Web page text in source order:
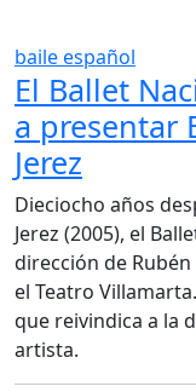
baile español
El Ballet
a presentar
Jerez
Dieciocho años
Jerez (2005), el
dirección de
el Teatro
que reivindica a la
artista.